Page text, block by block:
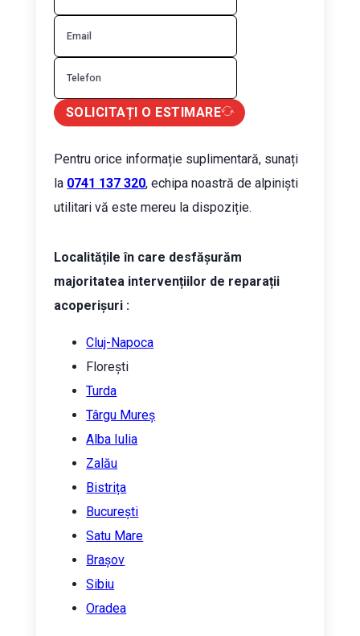
SOLICITAȚI O ESTIMARE
Pentru orice informație suplimentară, sunați
la 0741 137 320, echipa noastră de alpiniști
utilitari vă este mereu la dispoziție.
Localitățile în care desfășurăm
majoritatea intervențiilor de reparații
acoperișuri :
Cluj-Napoca
Florești
Turda
Târgu Mureș
Alba Iulia
Zalău
Bistrița
București
Satu Mare
Brașov
Sibiu
Oradea